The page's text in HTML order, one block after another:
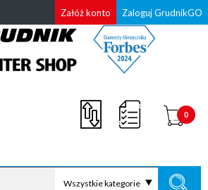
Załóż konto Zaloguj GrudnikGO
Wszystkie kategorie
0